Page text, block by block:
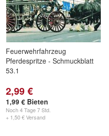
Feuerwehrfahrzeug
Pferdespritze - Schmuckblatt
53.1
2,99 €
1,99 € Bieten
Noch4 Tage 7 Std.
+ 1,50 € Versand